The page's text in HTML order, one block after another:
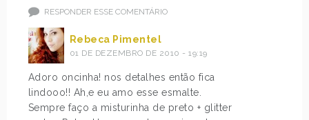
RESPONDER ESSE COMENTÁRIO
Rebeca Pimentel
01 DE DEZEMBRO DE 2010 - 19:19
Adoro oncinha! nos detalhes então fica
lindooo!! Ah,e eu amo esse esmalte.
Sempre faço a misturinha de preto + glitter